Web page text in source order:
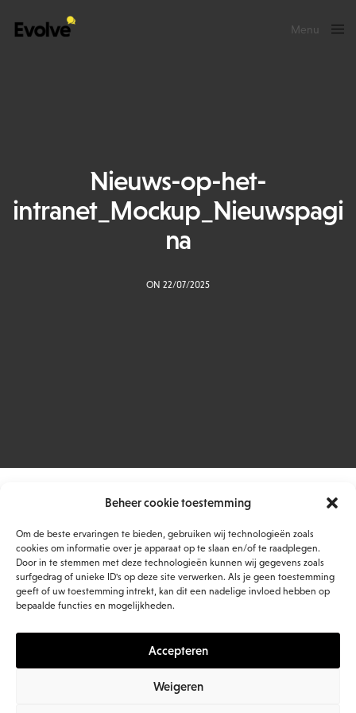
Beheer cookie toestemming
Om de beste ervaringen te bieden, gebruiken wij technologieën zoals
cookies om informatie over je apparaat op te slaan en/of te raadplegen.
Door in te stemmen met deze technologieën kunnen wij gegevens zoals
surfgedrag of unieke ID's op deze site verwerken. Als je geen toestemming
geeft of uw toestemming intrekt, kan dit een nadelige invloed hebben op
bepaalde functies en mogelijkheden.
Accepteren
Weigeren
Menu
Nieuws-op-het-
intranet_Mockup_Nieuwspagi
na
ON 22/07/2025